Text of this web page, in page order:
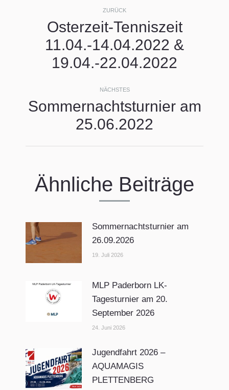
ZURÜCK
Vorheriger
Beitrag:
Osterzeit-Tenniszeit
11.04.-14.04.2022 &
19.04.-22.04.2022
NÄCHSTES
Nächster
Beitrag:
Sommernachtsturnier am
25.06.2022
Ähnliche Beiträge
Sommernachtsturnier am
26.09.2026
19. Juli 2026
MLP Paderborn LK-
Tagesturnier am 20.
September 2026
24. Juni 2026
Jugendfahrt 2026 –
AQUAMAGIS
PLETTENBERG